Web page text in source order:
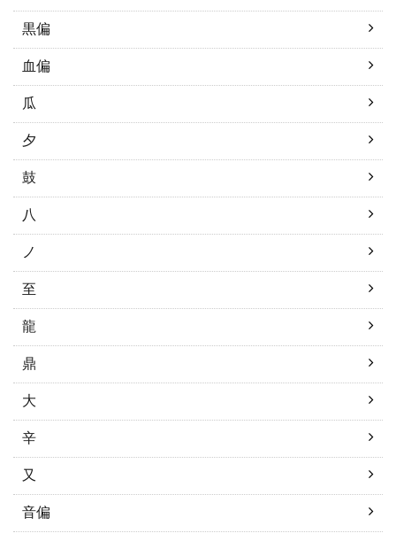
黒偏
血偏
瓜
夕
鼓
八
ノ
至
龍
鼎
大
辛
又
音偏